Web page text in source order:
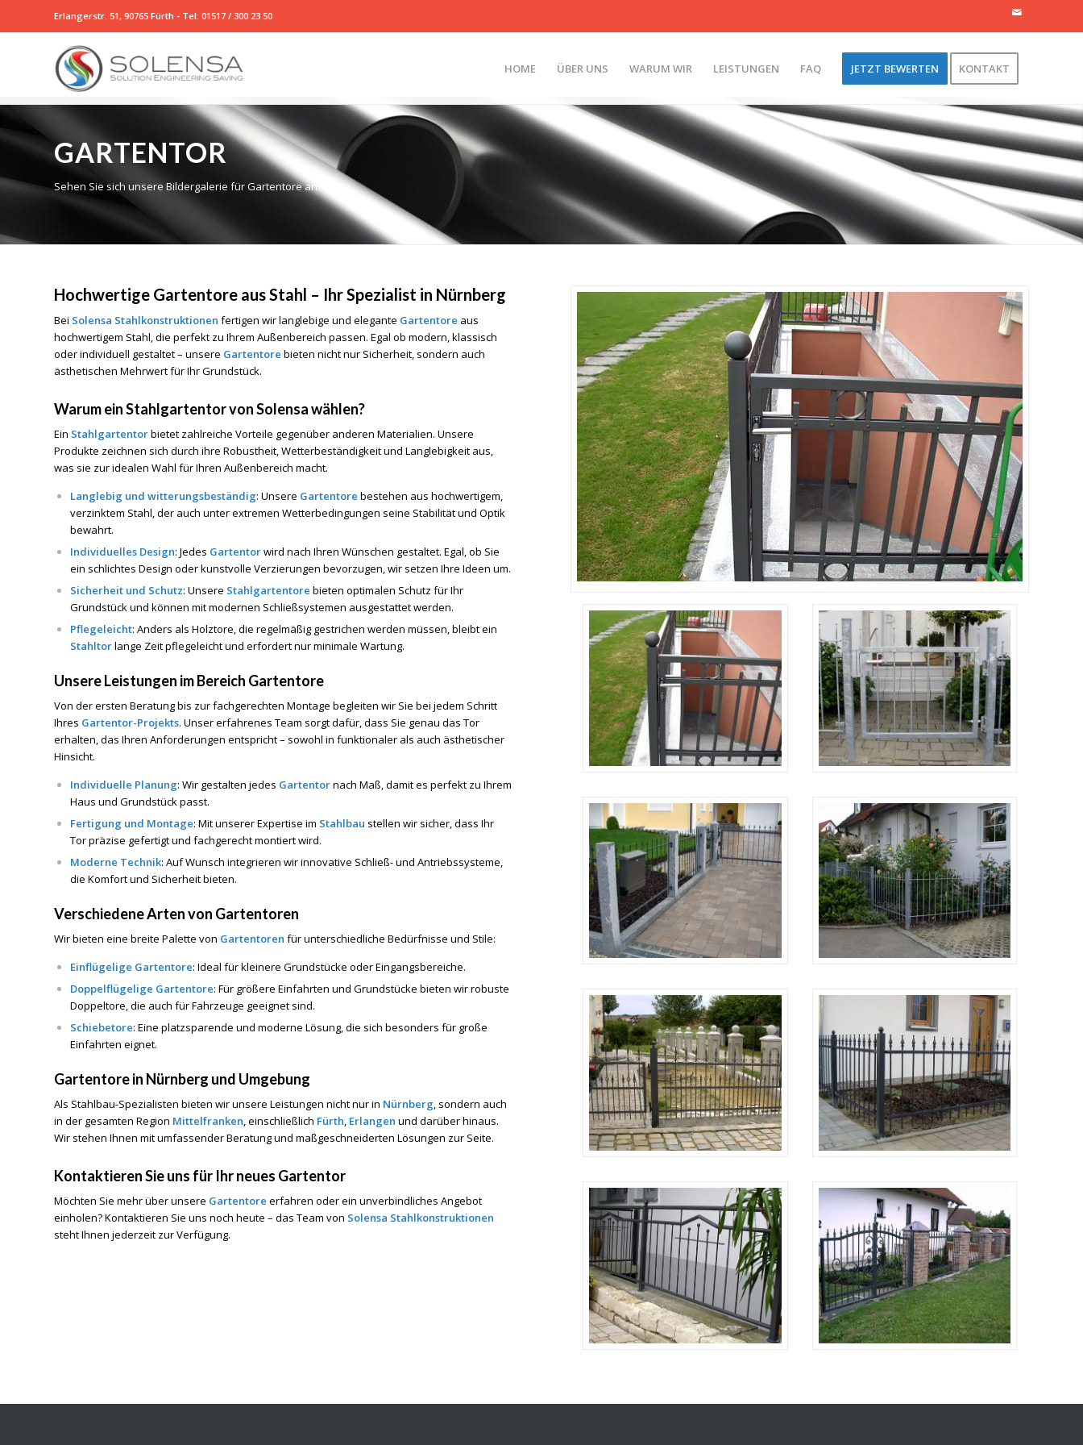
Erlangerstr. 51, 90765 Fürth - Tel: 01517 / 300 23 50
HOME ÜBER UNS WARUM WIR LEISTUNGEN FAQ JETZT BEWERTEN KONTAKT
GARTENTOR
Sehen Sie sich unsere Bildergalerie für Gartentore an
Hochwertige Gartentore aus Stahl – Ihr Spezialist in Nürnberg
Bei Solensa Stahlkonstruktionen fertigen wir langlebige und elegante Gartentore aus
hochwertigem Stahl, die perfekt zu Ihrem Außenbereich passen. Egal ob modern, klassisch
oder individuell gestaltet – unsere Gartentore bieten nicht nur Sicherheit, sondern auch
ästhetischen Mehrwert für Ihr Grundstück.
Warum ein Stahlgartentor von Solensa wählen?
Ein Stahlgartentorbietet zahlreiche Vorteile gegenüber anderen Materialien. Unsere
Produkte zeichnen sich durch ihre Robustheit, Wetterbeständigkeit und Langlebigkeit aus,
was sie zur idealen Wahl für Ihren Außenbereich macht.
Langlebig und witterungsbeständig: Unsere Gartentore bestehen aus hochwertigem,
verzinktem Stahl, der auch unter extremen Wetterbedingungen seine Stabilität und Optik
bewahrt.
Individuelles Design: Jedes Gartentorwird nach Ihren Wünschen gestaltet. Egal, ob Sie
ein schlichtes Design oder kunstvolle Verzierungen bevorzugen, wir setzen Ihre Ideen um.
Sicherheit und Schutz: Unsere Stahlgartentore bieten optimalen Schutz für Ihr
Grundstück und können mit modernen Schließsystemen ausgestattet werden.
Pflegeleicht: Anders als Holztore, die regelmäßig gestrichen werden müssen, bleibt ein
Stahltorlange Zeit pflegeleicht und erfordert nur minimale Wartung.
Unsere Leistungen im Bereich Gartentore
Von der ersten Beratung bis zur fachgerechten Montage begleiten wir Sie bei jedem Schritt
Ihres Gartentor-Projekts. Unser erfahrenes Team sorgt dafür, dass Sie genau das Tor
erhalten, das Ihren Anforderungen entspricht – sowohl in funktionaler als auch ästhetischer
Hinsicht.
Individuelle Planung: Wir gestalten jedes Gartentornach Maß, damit es perfekt zu Ihrem
Haus und Grundstück passt.
Fertigung und Montage: Mit unserer Expertise im Stahlbau stellen wir sicher, dass Ihr
Tor präzise gefertigt und fachgerecht montiert wird.
Moderne Technik: Auf Wunsch integrieren wir innovative Schließ- und Antriebssysteme,
die Komfort und Sicherheit bieten.
Verschiedene Arten von Gartentoren
Wir bieten eine breite Palette von Gartentoren für unterschiedliche Bedürfnisse und Stile:
Einflügelige Gartentore: Ideal für kleinere Grundstücke oder Eingangsbereiche.
Doppelflügelige Gartentore: Für größere Einfahrten und Grundstücke bieten wir robuste
Doppeltore, die auch für Fahrzeuge geeignet sind.
Schiebetore: Eine platzsparende und moderne Lösung, die sich besonders für große
Einfahrten eignet.
Gartentore in Nürnberg und Umgebung
Als Stahlbau-Spezialisten bieten wir unsere Leistungen nicht nur in Nürnberg, sondern auch
in der gesamten Region Mittelfranken, einschließlich Fürth, Erlangen und darüber hinaus.
Wir stehen Ihnen mit umfassender Beratung und maßgeschneiderten Lösungen zur Seite.
Kontaktieren Sie uns für Ihr neues Gartentor
Möchten Sie mehr über unsere Gartentore erfahren oder ein unverbindliches Angebot
einholen? Kontaktieren Sie uns noch heute – das Team von Solensa Stahlkonstruktionen
steht Ihnen jederzeit zur Verfügung.